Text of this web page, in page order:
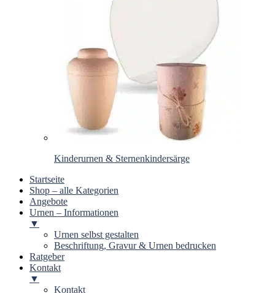
Kinderurnen & Sternenkindersärge
Startseite
Shop – alle Kategorien
Angebote
Urnen – Informationen
▼
Urnen selbst gestalten
Beschriftung, Gravur & Urnen bedrucken
Ratgeber
Kontakt
▼
Kontakt